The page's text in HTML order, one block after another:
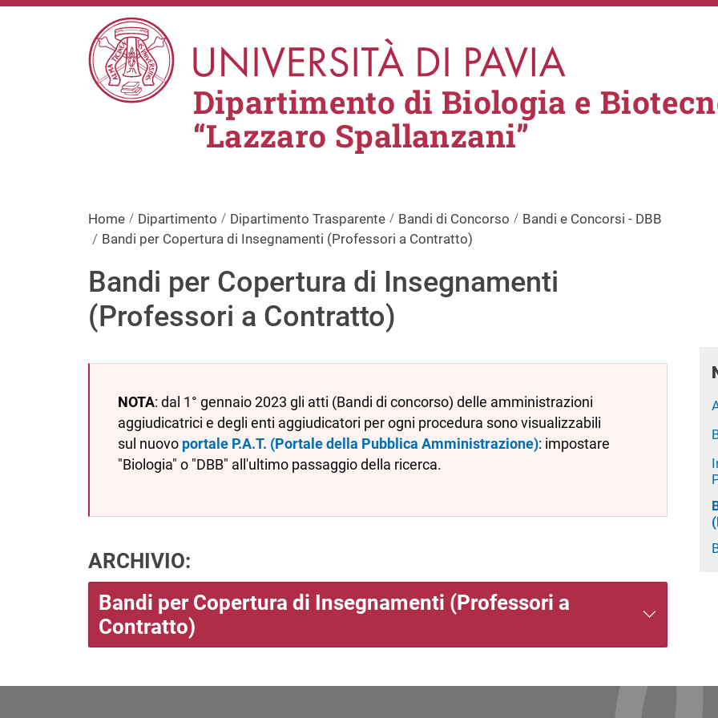
Salta al contenuto principale
Dipartimento di Biologia e
“Lazzaro Spallanzani”
Home Dipartimento Dipartimento Trasparente Bandi di Concorso
Bandi e Concorsi - DBB
Bandi per Copertura di Insegnamenti (Professori a Contratto)
Bandi per Copertura di Insegnamenti
(Professori a Contratto)
NOTA: dal 1° gennaio 2023 gli atti (Bandi di concorso) delle amministrazioni
aggiudicatrici e degli enti aggiudicatori per ogni procedura sono visualizzabili
sul nuovo portale P.A.T. (Portale della Pubblica Amministrazione): impostare
"Biologia" o "DBB" all'ultimo passaggio della ricerca.
ARCHIVIO:
Bandi per Copertura di Insegnamenti (Professori a
Contratto)